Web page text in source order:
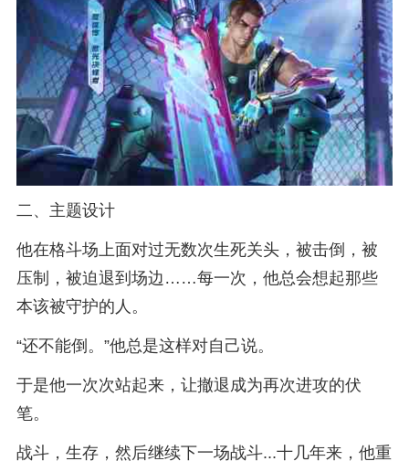
二、主题设计
他在格斗场上面对过无数次生死关头，被击倒，被
压制，被迫退到场边……每一次，他总会想起那些
本该被守护的人。
“还不能倒。”他总是这样对自己说。
于是他一次次站起来，让撤退成为再次进攻的伏
笔。
战斗，生存，然后继续下一场战斗...十几年来，他重